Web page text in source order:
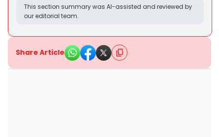
This section summary was AI-assisted and reviewed by
our editorial team.
Share Article